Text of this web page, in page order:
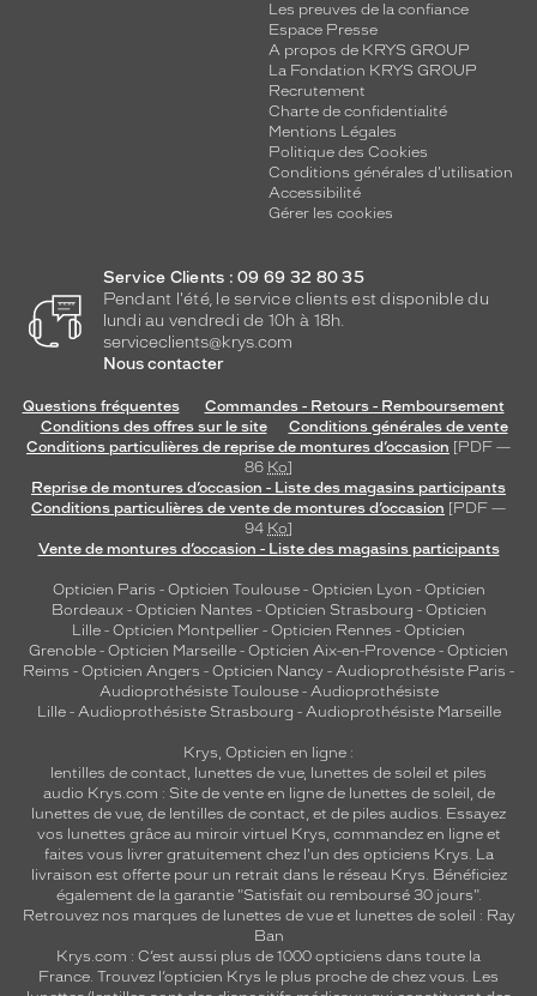
Les preuves de la confiance
Espace Presse
A propos de KRYS GROUP
La Fondation KRYS GROUP
Recrutement
Charte de confidentialité
Mentions Légales
Politique des Cookies
Conditions générales d'utilisation
Accessibilité
Gérer les cookies
Service Clients : 09 69 32 80 35
Pendant l'été, le service clients est disponible du
lundi au vendredi de 10h à 18h.
serviceclients@krys.com
Nous contacter
Questions fréquentes
Commandes - Retours - Remboursement
Conditions des offres sur le site
Conditions générales de vente
Conditions particulières de reprise de montures d’occasion [PDF —
86 Ko]
Reprise de montures d’occasion - Liste des magasins participants
Conditions particulières de vente de montures d’occasion [PDF —
94 Ko]
Vente de montures d’occasion - Liste des magasins participants
Opticien Paris - Opticien Toulouse- Opticien Lyon - Opticien
Bordeaux- Opticien Nantes - Opticien Strasbourg - Opticien
Lille - Opticien Montpellier - Opticien Rennes - Opticien
Grenoble - Opticien Marseille - Opticien Aix-en-Provence - Opticien
Reims - Opticien Angers - Opticien Nancy - Audioprothésiste Paris -
Audioprothésiste Toulouse- Audioprothésiste
Lille- Audioprothésiste Strasbourg - Audioprothésiste Marseille
Krys, Opticien en ligne :
lentilles de contact, lunettes de vue, lunettes de soleil et piles
audio Krys.com : Site de vente en ligne de lunettes de soleil, de
lunettes de vue, de lentilles de contact, et de piles audios. Essayez
vos lunettes grâce au miroir virtuel Krys, commandez en ligne et
faites vous livrer gratuitement chez l'un des opticiens Krys. La
livraison est offerte pour un retrait dans le réseau Krys. Bénéficiez
également de la garantie "Satisfait ou remboursé 30 jours".
Retrouvez nos marques de lunettes de vue et lunettes de soleil : Ray
Ban
Krys.com : C’est aussi plus de 1000 opticiens dans toute la
France. Trouvez l’opticien Krys le plus proche de chez vous. Les